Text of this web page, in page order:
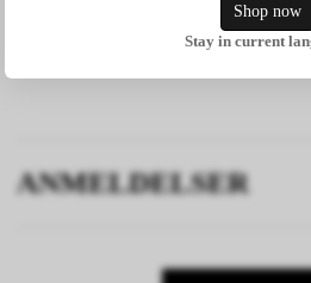
Kappan består av 90% ULL och 10%
ANMELDELSER
Shop now
Stay in current